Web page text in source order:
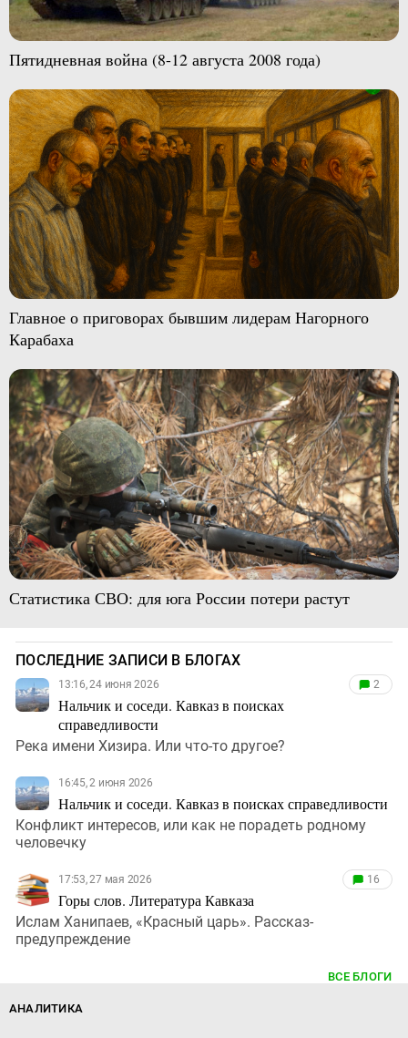
Пятидневная война (8-12 августа 2008 года)
Главное о приговорах бывшим лидерам Нагорного
Карабаха
Статистика СВО: для юга России потери растут
ПОСЛЕДНИЕ ЗАПИСИ В БЛОГАХ
13:16, 24 июня 2026
Нальчик и соседи. Кавказ в поисках
справедливости
2
Река имени Хизира. Или что-то другое?
16:45, 2 июня 2026
Нальчик и соседи. Кавказ в поисках справедливости
Конфликт интересов, или как не порадеть родному
человечку
17:53, 27 мая 2026
Горы слов. Литература Кавказа
16
Ислам Ханипаев, «Красный царь». Рассказ-
предупреждение
ВСЕ БЛОГИ
АНАЛИТИКА